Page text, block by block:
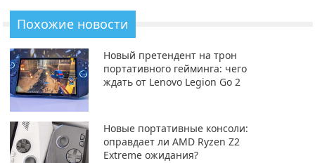
Похожие новости
Новый претендент на трон
портативного гейминга: чего
ждать от Lenovo Legion Go 2
Новые портативные консоли:
оправдает ли AMD Ryzen Z2
Extreme ожидания?